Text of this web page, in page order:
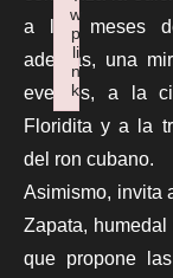
a los meses
además, una
eventos, a la
Floridita y a la
del ron cubano.
Asimismo, invita
Zapata,
que propone
w
p
li
n
k
Failed to